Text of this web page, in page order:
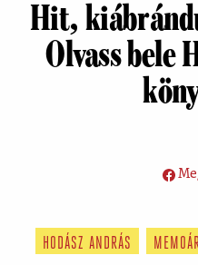
Hit,
Olvass bele
HODÁSZ ANDRÁS